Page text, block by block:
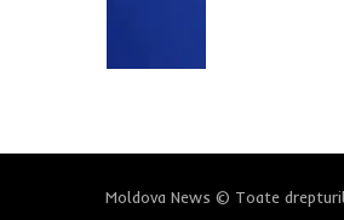
Moldova News © Toate